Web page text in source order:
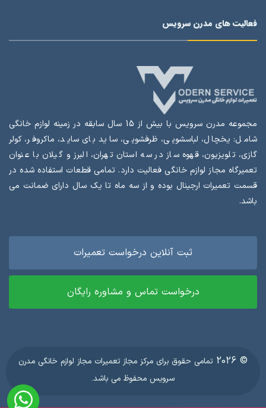
فعالیت های مدرن سرویس
مجموعه مدرن سرویس با بیش از 15 سال سابقه در زمینه لوازم خانگی
شامل: یخچال، لباسشویی، ظرفشویی، ساید بای ساید، ماکروفر، کولر
گازی، تلویزیون، قهوه ساز در سه استان تهران، البرز و گیلان با عنوان
تعمیرگاه مجاز لوازم خانگی فعالیت دارد. تمامی قطعات استفاده شده در
قسمت تعمیرات ارجینال بوده و از سه ماه تا یک سال دارای ضمانت می
باشد.
ثبت آنلاین درخواست تعمیرات
درخواست تماس و مشاوره رایگان
© 2026
تمامی حقوق برای مرکز مجاز تعمیرات مجاز لوازم خانگی مدرن
سرویس محفوظ می باشد.